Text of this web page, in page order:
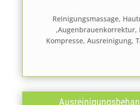
Reinigungsmassage,
,Augenbrauenkorrektur,
Kompresse, Ausreinigung,